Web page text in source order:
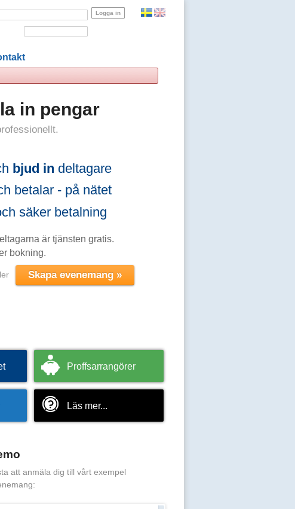
in pengar
bjud in deltagare
betalar - på nätet
säker betalning
är tjänsten gratis.
bokning.
Proffsarrangörer
Läs mer...
att anmäla dig till vårt exempel